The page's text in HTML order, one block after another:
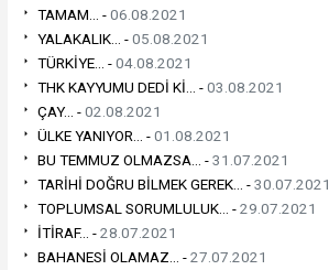
TAMAM... -06.08.2021
YALAKALIK... -05.08.2021
TÜRKİYE... -04.08.2021
THK KAYYUMU DEDİ Kİ... -03.08.2021
ÇAY... -02.08.2021
ÜLKE YANIYOR... -01.08.2021
BU TEMMUZ OLMAZSA... -31.07.2021
TARİHİ DOĞRU BİLMEK GEREK... -30.07.2021
TOPLUMSAL SORUMLULUK... -29.07.2021
İTİRAF... -28.07.2021
BAHANESİ OLAMAZ... -27.07.2021